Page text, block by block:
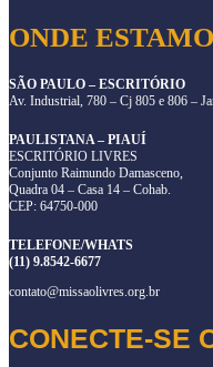
ONDE
SÃO PAULO – ESCRITÓRIO
Av. Industrial, 780 – Cj 805 e 806 –
PAULISTANA – PIAUÍ
ESCRITÓRIO LIVRES
Conjunto Raimundo Damasceno,
Quadra 04 – Casa 14 – Cohab.
CEP: 64750-000
TELEFONE/WHATS
(11) 9.8542-6677
contato@missaolivres.org.br
CONECTE-SE